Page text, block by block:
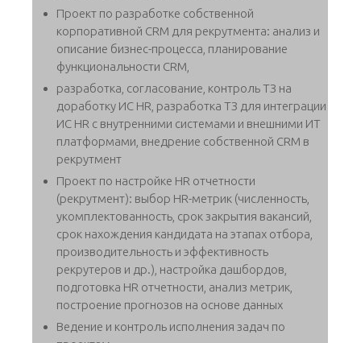
Проект по разработке собственной
корпоративной CRM для рекрутмента: анализ и
описание бизнес-процесса, планирование
функциональности CRM,
разработка, согласование, контроль ТЗ на
доработку ИС HR, разработка ТЗ для интеграции
ИС HR с внутренними системами и внешними ИТ
платформами, внедрение собственной CRM в
рекрутмент
Проект по настройке HR отчетности
(рекрутмент): выбор HR-метрик (численность,
укомплектованность, срок закрытия вакансий,
срок нахождения кандидата на этапах отбора,
производительность и эффективность
рекрутеров и др.), настройка дашбордов,
подготовка HR отчетности, анализ метрик,
построение прогнозов на основе данных
Ведение и контроль исполнения задач по